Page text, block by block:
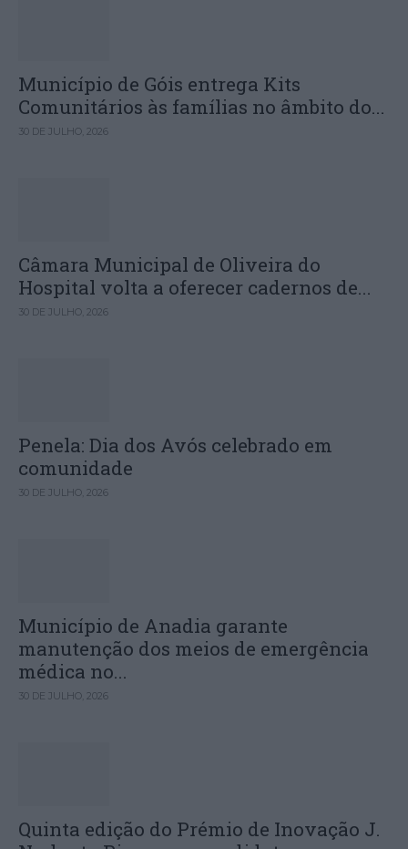
Município de Góis entrega Kits
Comunitários às famílias no âmbito do...
30 DE JULHO, 2026
Câmara Municipal de Oliveira do
Hospital volta a oferecer cadernos de...
30 DE JULHO, 2026
Penela: Dia dos Avós celebrado em
comunidade
30 DE JULHO, 2026
Município de Anadia garante
manutenção dos meios de emergência
médica no...
30 DE JULHO, 2026
Quinta edição do Prémio de Inovação J.